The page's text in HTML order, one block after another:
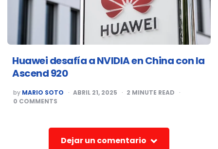
Huawei desafía a NVIDIA en China con la
Ascend 920
POSTED
BY
by MARIO SOTO ABRIL 21, 2025 2 MINUTE READ
0 COMMENTS
Dejar un comentario